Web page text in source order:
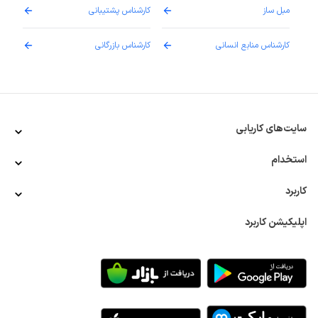
مبل ساز
کارشناس منابع انسانی
کارشناس پشتیبانی
کارشناس بازرگانی
سایت‌های کاریابی
استخدام
کاربرد
اپلیکیشن کاربرد